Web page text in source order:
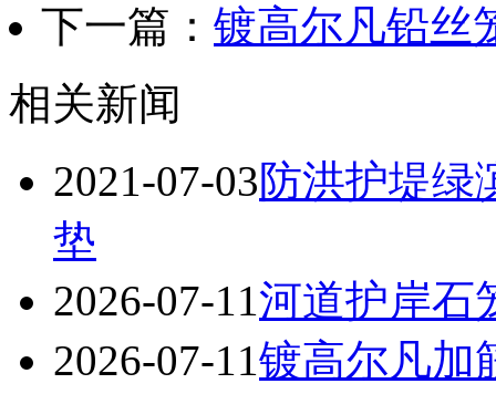
下一篇： 镀高尔凡铅丝
相关新闻
2021-07-03防洪护堤绿
垫
2026-07-11河道护岸石
2026-07-11镀高尔凡加